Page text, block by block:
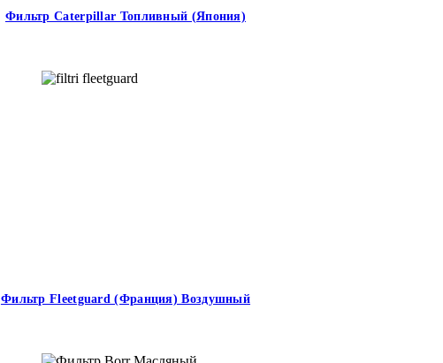
Фильтр Caterpillar Топливный (Япония)
Фильтр Fleetguard (Франция) Воздушный